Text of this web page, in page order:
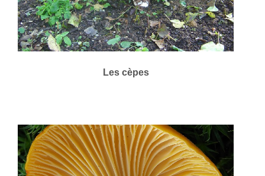
Les cèpes